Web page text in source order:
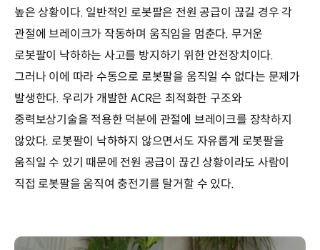
높은 상황이다. 일반적인 로봇팔은 전원 공급이 끊길 경우 각
관절에 브레이크가 작동하며 움직임을 멈춘다. 무거운
로봇팔이 낙하하는 사고를 방지하기 위한 안전장치이다.
그러나 이에 따라 수동으로 로봇팔을 움직일 수 없다는 문제가
발생한다. 우리가 개발한 ACR은 최적화한 구조와
중력보상기술을 적용한 덕분에 관절에 브레이크를 장착하지
않았다. 로봇팔이 낙하하지 않으면서도 자유롭게 로봇팔을
움직일 수 있기 때문에 전원 공급이 끊긴 상황이라도 사람이
직접 로봇팔을 움직여 충전기를 탈거할 수 있다.